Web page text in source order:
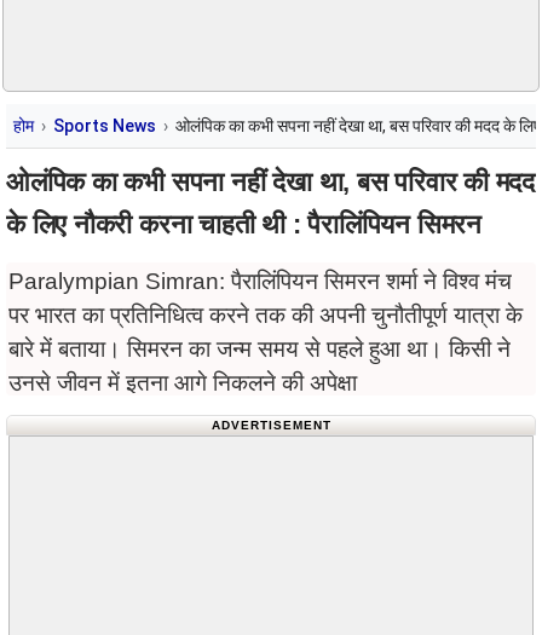
होम Sports News ओलंपिक का कभी सपना नहीं देखा था, बस परिवार की मदद के लिए
ओलंपिक का कभी सपना नहीं देखा था, बस परिवार की मदद
के लिए नौकरी करना चाहती थी : पैरालिंपियन सिमरन
Paralympian Simran: पैरालिंपियन सिमरन शर्मा ने विश्व मंच
पर भारत का प्रतिनिधित्व करने तक की अपनी चुनौतीपूर्ण यात्रा के
बारे में बताया। सिमरन का जन्म समय से पहले हुआ था। किसी ने
उनसे जीवन में इतना आगे निकलने की अपेक्षा
ADVERTISEMENT